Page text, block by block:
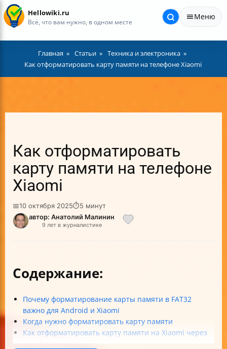
Hellowiki.ru
Всё, что вам нужно, в одном месте
Меню
Главная Статьи
Техника и электроника
Как отформатировать карту памяти на телефоне Xiaomi
Как отформатировать
карту памяти на телефоне
Xiaomi
📅10 октября 2025⏱5 минут
автор: Анатолий Малинин
9 лет в журналистике
Содержание:
Почему форматирование карты памяти в FAT32
важно для Android и Xiaomi
Когда нужно форматировать карту памяти
Как отформатировать карту памяти на Xiaomi через
телефон